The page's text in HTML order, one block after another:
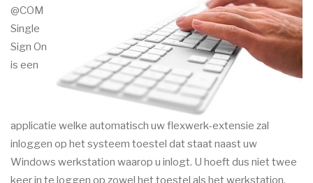
@COM
Single
Sign On
is een
applicatie welke automatisch uw flexwerk-extensie zal
inloggen op het systeem toestel dat staat naast uw
Windows werkstation waarop u inlogt. U hoeft dus niet twee
keer in te loggen op zowel het toestel als het werkstation.